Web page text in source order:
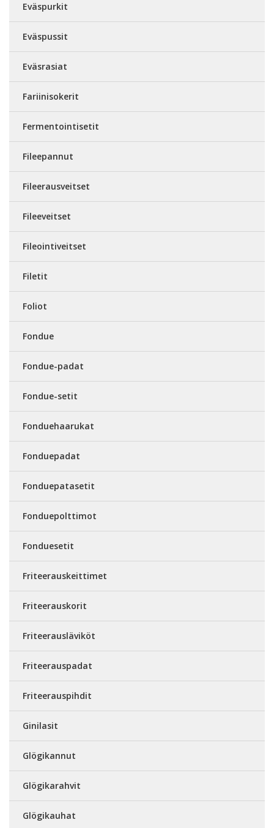
Eväspurkit
Eväspussit
Eväsrasiat
Fariinisokerit
Fermentointisetit
Fileepannut
Fileerausveitset
Fileeveitset
Fileointiveitset
Filetit
Foliot
Fondue
Fondue-padat
Fondue-setit
Fonduehaarukat
Fonduepadat
Fonduepatasetit
Fonduepolttimot
Fonduesetit
Friteerauskeittimet
Friteerauskorit
Friteerausläviköt
Friteerauspadat
Friteerauspihdit
Ginilasit
Glögikannut
Glögikarahvit
Glögikauhat